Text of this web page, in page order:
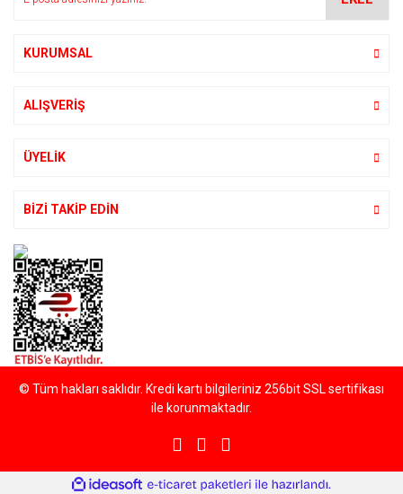
KURUMSAL
ALIŞVERİŞ
ÜYELİK
BİZİ TAKİP EDİN
© Tüm hakları saklıdır. Kredi kartı bilgileriniz 256bit SSL sertifikası
ile korunmaktadır.
ideasoft e-